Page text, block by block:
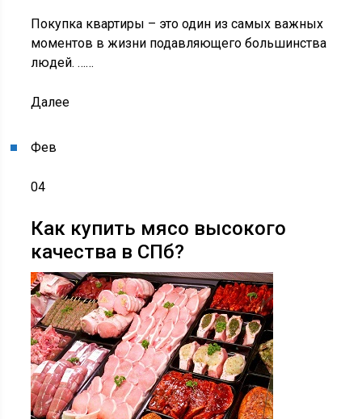
Покупка квартиры – это один из самых важных
моментов в жизни подавляющего большинства
людей. ……
Далее
Фев
04
Как купить мясо высокого
качества в СПб?